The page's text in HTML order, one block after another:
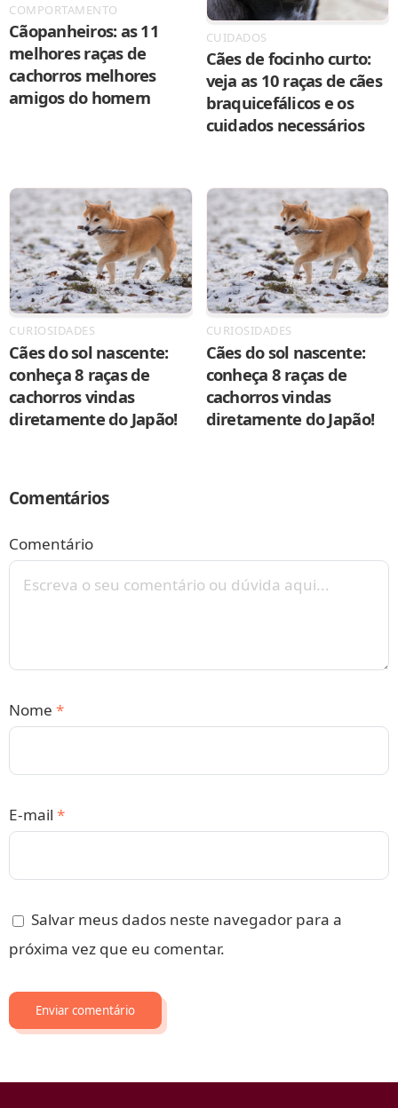
COMPORTAMENTO
Cãopanheiros: as 11
melhores raças de
cachorros melhores
amigos do homem
CUIDADOS
Cães de focinho curto:
veja as 10 raças de cães
braquicefálicos e os
cuidados necessários
CURIOSIDADES
Cães do sol nascente:
conheça 8 raças de
cachorros vindas
diretamente do Japão!
CURIOSIDADES
Cães do sol nascente:
conheça 8 raças de
cachorros vindas
diretamente do Japão!
Comentários
Comentário
Nome *
E-mail *
Salvar meus dados neste navegador para a
próxima vez que eu comentar.